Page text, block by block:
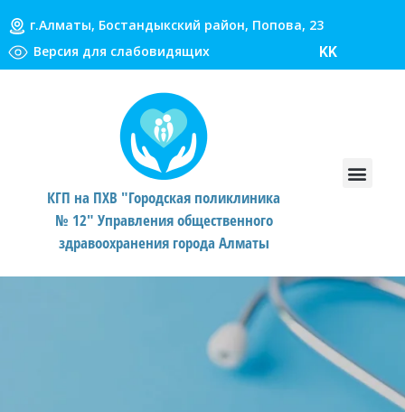
г.Алматы, Бостандыкский район, Попова, 23
Версия для слабовидящих
KK
КГП на ПХВ "Городская поликлиника
№ 12" Управления общественного
здравоохранения города Алматы